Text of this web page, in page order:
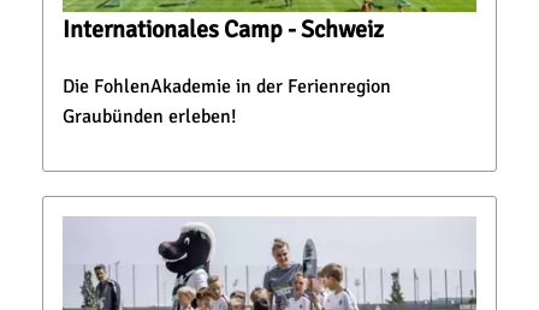
Internationales Camp - Schweiz
Die FohlenAkademie in der Ferienregion
Graubünden erleben!